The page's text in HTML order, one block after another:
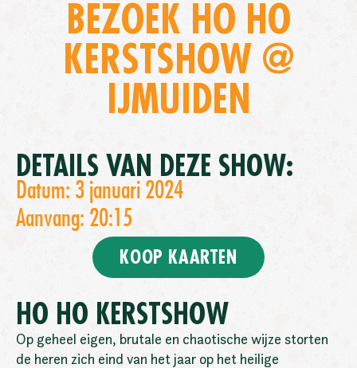
BEZOEK HO HO
KERSTSHOW @
IJMUIDEN
DETAILS VAN DEZE SHOW:
Datum: 3 januari 2024
Aanvang: 20:15
KOOP KAARTEN
HO HO KERSTSHOW
Op geheel eigen, brutale en chaotische wijze storten
de heren zich eind van het jaar op het heilige